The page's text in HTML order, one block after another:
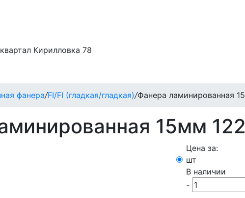
Кирилловка 78
фанера/FI/FI (гладкая/гладкая)/Фанера ламинированная
15мм
Цена за:
шт
В наличии
-